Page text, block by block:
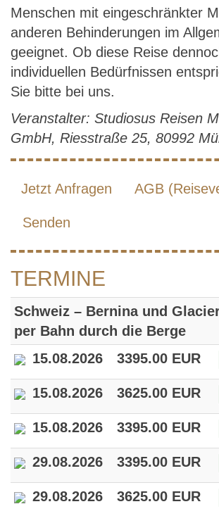
Menschen mit eingeschränkter
anderen Behinderungen im
geeignet. Ob diese Reise
individuellen Bedürfnissen
Sie bitte bei uns.
Veranstalter: Studiosus Reisen
GmbH, Riesstraße 25, 80992
Jetzt Anfragen AGB
Senden
TERMINE
Schweiz – Bernina und
per Bahn durch die Berge
15.08.2026
3395.00 EUR
15.08.2026 3625.00 EUR
15.08.2026 3395.00 EUR
29.08.2026 3395.00 EUR
29.08.2026 3625.00 EUR